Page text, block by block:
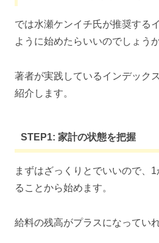
では水瀬ケンイチ氏が推奨する
ように始めたらいいのでしょう
著者が実践しているインデック
紹介します。
STEP1: 家計の状態を把握
まずはざっくりとでいいので、
ることから始めます。
給料の残高がプラスになってい